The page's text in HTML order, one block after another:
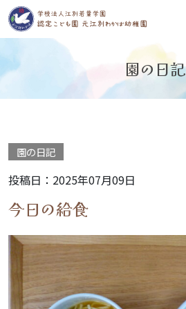
園の日記
園の日記
投稿日：2025年07月09日
今日の給食